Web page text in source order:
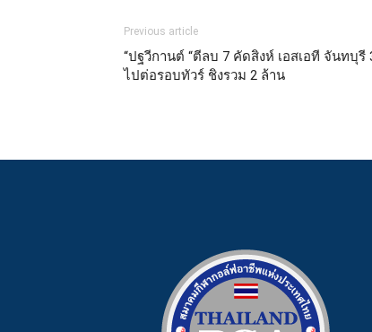
Previous article
“ปฐวีกานต์ “ตีลบ 7 คัดสิงห์ เอสเอที จันทบุรี
ไปต่อรอบทัวร์ ชิงรวม 2 ล้าน